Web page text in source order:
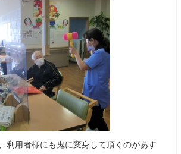
利用者様にも鬼に変身して頂くのがあす